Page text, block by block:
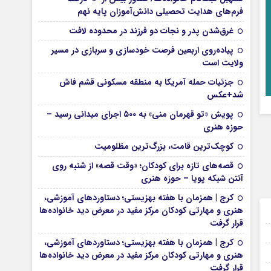
فرم‌های هدایت تحصیلی دانش‌آموزان پایه نهم
غرق‌شدن پدر و نجات دو فرزند در محدوده لافت
پیاده‌روی اربعین فرصت خودسازی و سربازی در مسیر
ولایت است
جزئیات حمله آمریکا به منطقه مسکونی قشم فاش
شد+عکس
پویش «تو قهرمان منی» به ۵۰۰ اجرای میدانی رسید –
حوزه هنری
کوچک‌ترین قامت، بزرگ‌ترین مظلومیت
قصه‌های تازه برای کودکان؛ «وقت قصه» از شنبه روی
آنتن شبکه پویا – حوزه هنری
کرج | همزمان با هفته بهزیستی؛ دستاوردهای آموزشی،
هنری و مهارتی کودکان مرکز مفید در معرض دید خانواده‌ها
قرار گرفت
کرج | همزمان با هفته بهزیستی؛ دستاوردهای آموزشی،
هنری و مهارتی کودکان مرکز مفید در معرض دید خانواده‌ها
قرار گرفت